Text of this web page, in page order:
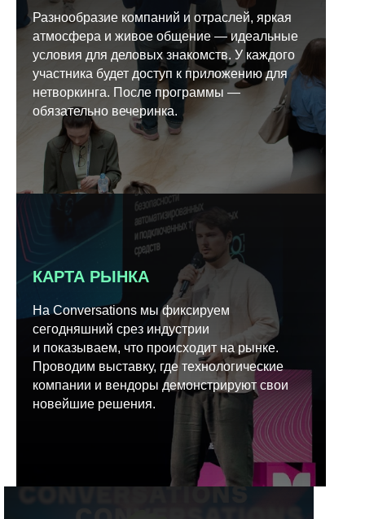
Разнообразие компаний и отраслей, яркая
атмосфера и живое общение — идеальные
условия для деловых знакомств. У каждого
участника будет доступ к приложению для
нетворкинга. После программы —
обязательно вечеринка.
КАРТА РЫНКА
На Conversations мы фиксируем
сегодняшний срез индустрии
и показываем, что происходит на рынке.
Проводим выставку, где технологические
компании и вендоры демонстрируют свои
новейшие решения.